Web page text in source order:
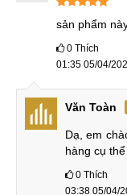
sản phẩm
0 Thích
01:35 05/04/
Văn Toàn
Dạ, em
hàng cụ
0 Thích
03:38 05/04/